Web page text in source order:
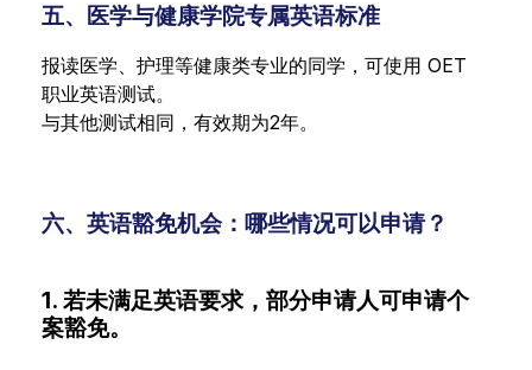
五、医学与健康学院专属英语标准
报读医学、护理等健康类专业的同学，可使用 OET
职业英语测试。
与其他测试相同，有效期为2年。
六、英语豁免机会：哪些情况可以申请？
1. 若未满足英语要求，部分申请人可申请个
案豁免。